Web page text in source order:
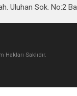
Uluhan Sok. No:2
Saklıdır.